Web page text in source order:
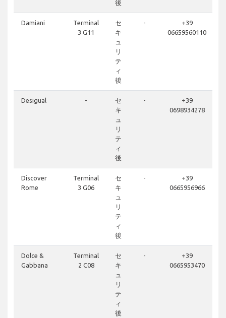
後
Damiani
Terminal
3 G11
セ
キ
ュ
リ
テ
ィ
後
-
+39
06659560110
Desigual -
セ
キ
ュ
リ
テ
ィ
後
-
+39
0698934278
Discover
Rome
Terminal
3 G06
セ
キ
ュ
リ
テ
ィ
後
-
+39
0665956966
Dolce &
Gabbana
Terminal
2 C08
セ
キ
ュ
リ
テ
ィ
後
-
+39
0665953470